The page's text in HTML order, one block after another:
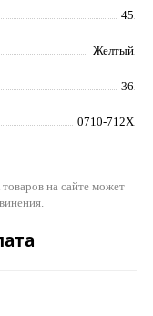
45
Желтый
36
0710-712Х
на сайте может